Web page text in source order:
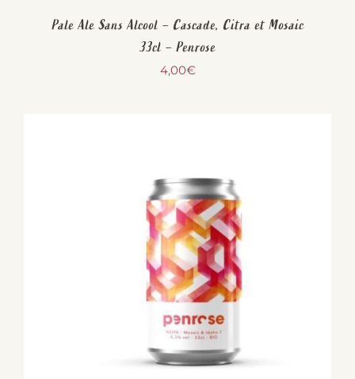
Pale Ale Sans Alcool – Cascade, Citra et Mosaic
33cl – Penrose
4,00€